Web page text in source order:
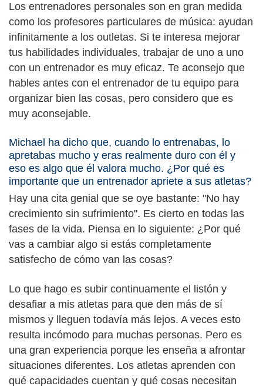
Los entrenadores personales son en gran medida
como los profesores particulares de música: ayudan
infinitamente a los outletas. Si te interesa mejorar
tus habilidades individuales, trabajar de uno a uno
con un entrenador es muy eficaz. Te aconsejo que
hables antes con el entrenador de tu equipo para
organizar bien las cosas, pero considero que es
muy aconsejable.
Michael ha dicho que, cuando lo entrenabas, lo
apretabas mucho y eras realmente duro con él y
eso es algo que él valora mucho. ¿Por qué es
importante que un entrenador apriete a sus atletas?
Hay una cita genial que se oye bastante: "No hay
crecimiento sin sufrimiento". Es cierto en todas las
fases de la vida. Piensa en lo siguiente: ¿Por qué
vas a cambiar algo si estás completamente
satisfecho de cómo van las cosas?
Lo que hago es subir continuamente el listón y
desafiar a mis atletas para que den más de sí
mismos y lleguen todavía más lejos. A veces esto
resulta incómodo para muchas personas. Pero es
una gran experiencia porque les enseña a afrontar
situaciones diferentes. Los atletas aprenden con
qué capacidades cuentan y qué cosas necesitan